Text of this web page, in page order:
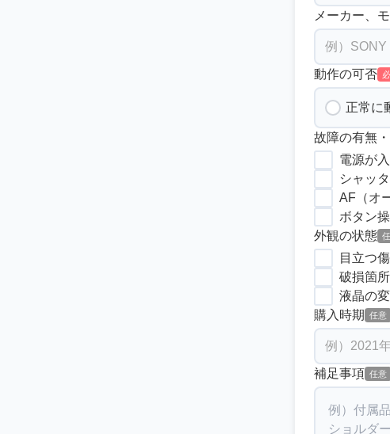
メーカー、
動作の可否
正常に
故障の有無
電源が
シャッ
AF（オ
ボタン
外観の状態
目立つ
破損箇
液晶の
購入時期
任意
補足事項 任意